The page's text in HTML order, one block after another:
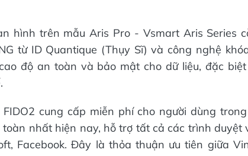
hình trên mẫu Aris Pro - Vsmart Aris Series
từ ID Quantique (Thụy Sĩ) và công nghệ
độ an toàn và bảo mật cho dữ liệu, đặc
cung cấp miễn phí cho người dùng
nhất hiện nay, hỗ trợ tất cả các trình duyệt
Facebook. Đây là thỏa thuận ưu tiên giữa